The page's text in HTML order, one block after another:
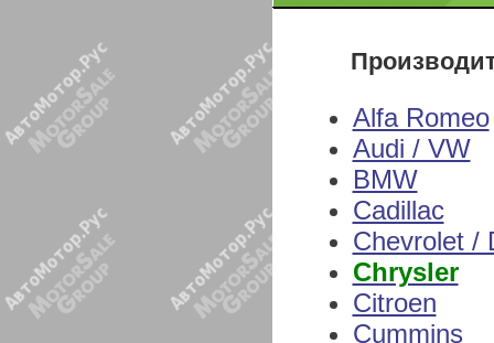
Alfa Romeo
Audi / VW
BMW
Cadillac
Chevrolet /
Chrysler
Citroen
Cummins